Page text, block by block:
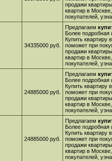
продажи
квартир в
покупателей,
34335000 руб.
Предлагаем
Более
Купить квартиру
поможет при
продажи
квартир в
покупателей,
24885000 руб.
Предлагаем
Более
Купить квартиру
поможет при
продажи
квартир в
покупателей,
24885000 руб.
Предлагаем
Более
Купить квартиру
поможет при
продажи
квартир в
покупателей,